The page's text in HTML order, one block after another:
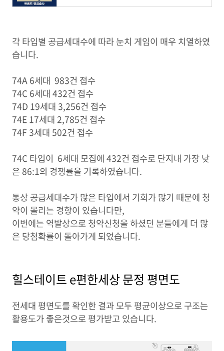
각 타입별 공급세대수에 따라 눈치 게임이 매우 치열하였
습니다.
74A 6세대 983건 접수
74C 6세대 432건 접수
74D 19세대 3,256건 접수
74E 17세대 2,785건 접수
74F 3세대 502건 접수
74C 타입이 6세대 모집에 432건 접수로 단지내 가장 낮
은 86:1의 경쟁률을 기록하였습니다.
통상 공급세대수가 많은 타입에서 기회가 많기 때문에 청
약이 몰리는 경향이 있습니다만,
이번에는 역발상으로 청약신청을 하셨던 분들에게 더 많
은 당첨확률이 돌아가게 되었습니다.
힐스테이트 e편한세상 문정 평면도
전세대 평면도를 확인한 결과 모두 평균이상으로 구조는
활용도가 좋은것으로 평가받고 있습니다.